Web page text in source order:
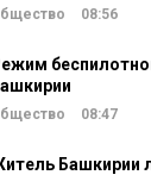
08:56
08:47
Башкирии